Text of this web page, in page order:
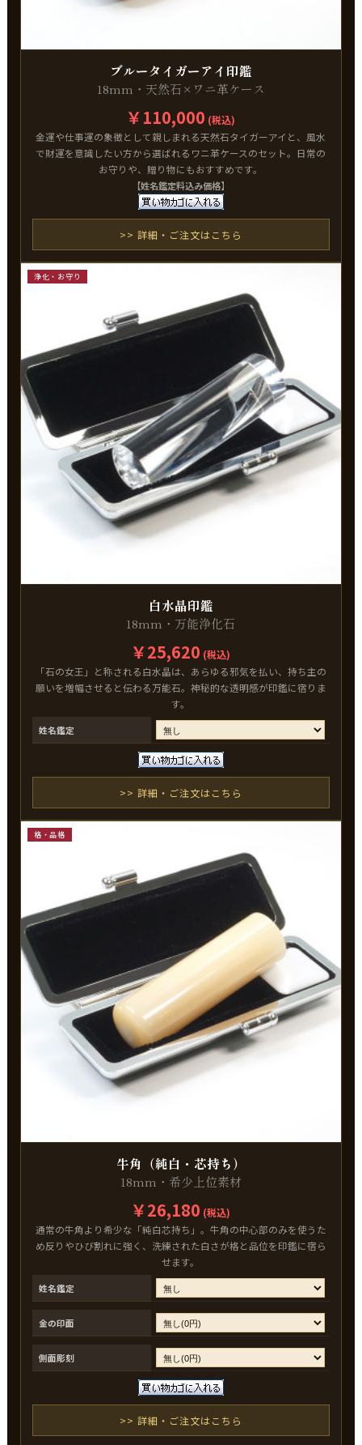
ブルータイガーアイ印鑑
18mm・天然石×ワニ革ケース
￥110,000 (税込)
金運や仕事運の象徴として親しまれる天然石タイガーアイと、風水
で財運を意識したい方から選ばれるワニ革ケースのセット。日常の
お守りや、贈り物にもおすすめです。
【姓名鑑定料込み価格】
>> 詳細・ご注文はこちら
浄化・お守り
白水晶印鑑
18mm・万能浄化石
￥25,620 (税込)
「石の女王」と称される白水晶は、あらゆる邪気を払い、持ち主の
願いを増幅させると伝わる万能石。神秘的な透明感が印鑑に宿りま
す。
姓名鑑定
>> 詳細・ご注文はこちら
格・品格
牛角（純白・芯持ち）
18mm・希少上位素材
￥26,180 (税込)
通常の牛角より希少な「純白芯持ち」。牛角の中心部のみを使うた
め反りやひび割れに強く、洗練された白さが格と品位を印鑑に宿ら
せます。
姓名鑑定
金の印面
側面彫刻
>> 詳細・ご注文はこちら